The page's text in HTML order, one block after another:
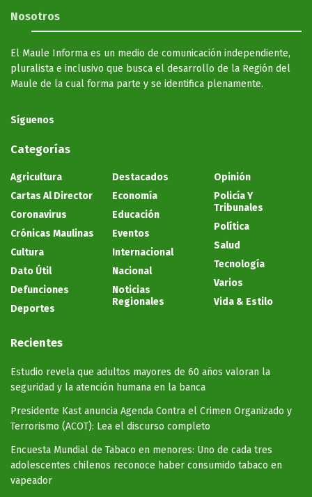
Nosotros
El Maule Informa es un medio de comunicación independiente,
pluralista e inclusivo que busca el desarrollo de la Región del
Maule de la cual forma parte y se identifica plenamente.
Síguenos
Categorías
Agricultura
Cartas Al Director
Coronavirus
Crónicas Maulinas
Cultura
Dato Útil
Defunciones
Deportes
Destacados
Economía
Educación
Eventos
Internacional
Nacional
Noticias
Regionales
Opinión
Policía Y
Tribunales
Política
Salud
Tecnología
Varios
Vida & Estilo
Recientes
Estudio revela que adultos mayores de 60 años valoran la
seguridad y la atención humana en la banca
Presidente Kast anuncia Agenda Contra el Crimen Organizado y
Terrorismo (ACOT): Lea el discurso completo
Encuesta Mundial de Tabaco en menores: Uno de cada tres
adolescentes chilenos reconoce haber consumido tabaco en
vapeador